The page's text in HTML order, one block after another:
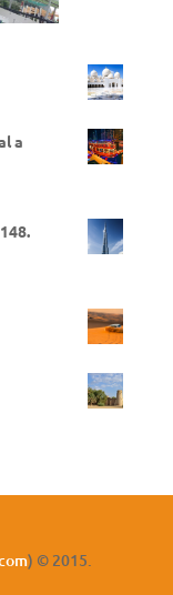
a
) © 2015.